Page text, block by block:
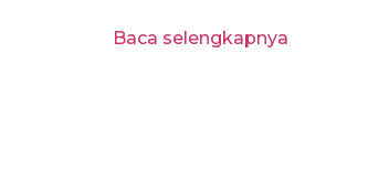
Baca selengkapnya